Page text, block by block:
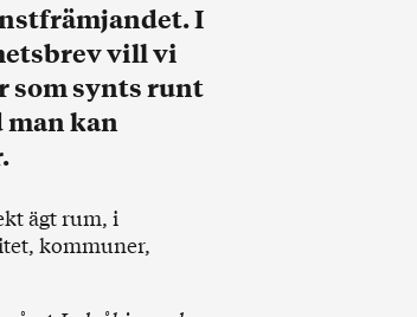
I
vill vi
som synts runt
man kan
ägt rum, i
kommuner,